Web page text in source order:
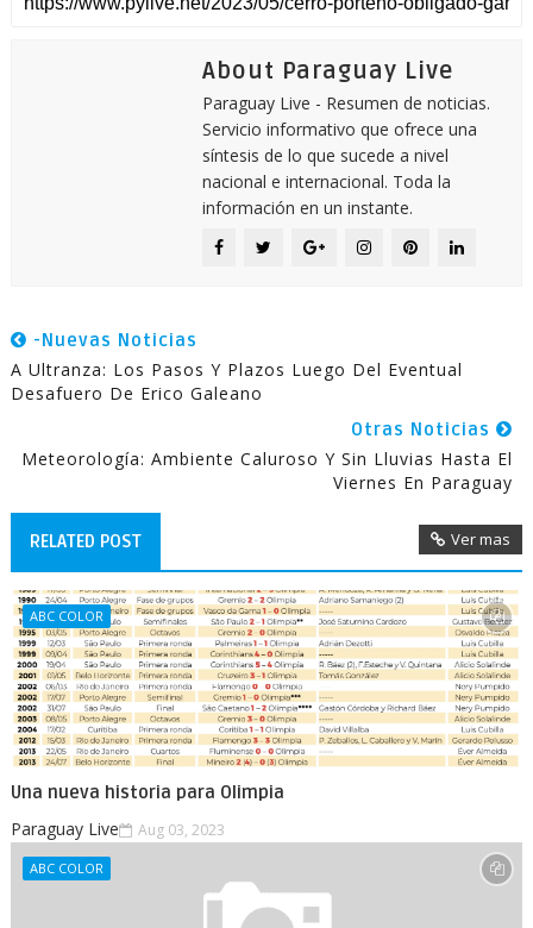
About Paraguay Live
Paraguay Live - Resumen de noticias.
Servicio informativo que ofrece una
síntesis de lo que sucede a nivel
nacional e internacional. Toda la
información en un instante.
-Nuevas Noticias
A Ultranza: Los Pasos Y Plazos Luego Del Eventual
Desafuero De Erico Galeano
Otras Noticias
Meteorología: Ambiente Caluroso Y Sin Lluvias Hasta El
Viernes En Paraguay
RELATED POST Ver mas
ABC COLOR
Una nueva historia para Olimpia
Paraguay Live Aug 03, 2023
ABC COLOR